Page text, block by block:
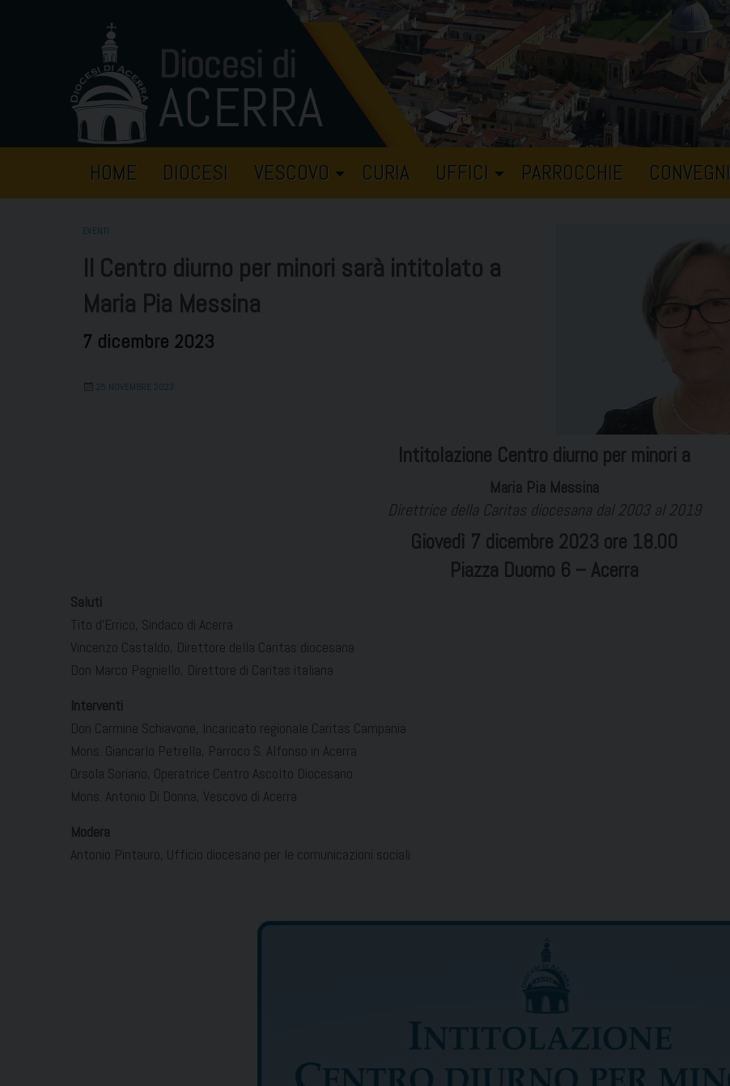
HOME DIOCESI VESCOVO CURIA UFFICI PARROCCHIE CONVEGNI
EVENTI
Il Centro diurno per minori sarà intitolato a
Maria Pia Messina
7 dicembre 2023
25 NOVEMBRE 2023
Intitolazione Centro diurno per minori a
Maria Pia Messina
Direttrice della Caritas diocesana dal 2003 al 2019
Giovedì 7 dicembre 2023 ore 18.00
Piazza Duomo 6 – Acerra
Saluti
Tito d’Errico, Sindaco di Acerra
Vincenzo Castaldo, Direttore della Caritas diocesana
Don Marco Pagniello, Direttore di Caritas italiana
Interventi
Don Carmine Schiavone, Incaricato regionale Caritas Campania
Mons. Giancarlo Petrella, Parroco S. Alfonso in Acerra
Orsola Soriano, Operatrice Centro Ascolto Diocesano
Mons. Antonio Di Donna, Vescovo di Acerra
Modera
Antonio Pintauro, Ufficio diocesano per le comunicazioni sociali